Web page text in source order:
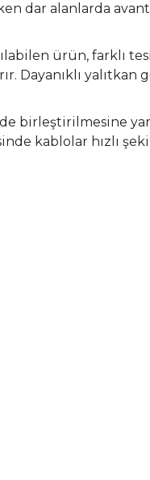
dar alanlarda
ürün, farklı
Dayanıklı
birleştirilmesine
kablolar hızlı